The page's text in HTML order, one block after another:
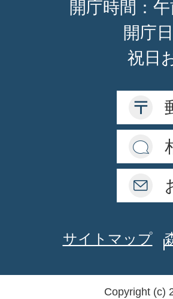
開庁時間：
開庁
祝日
サイトマップ
Copyright (c)